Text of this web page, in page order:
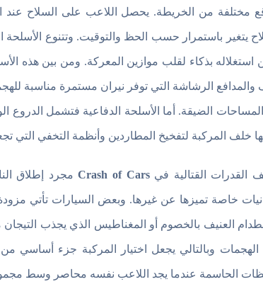
مختلفة من الخريطة. يحصل اللاعب على السلاح عند
يتغير باستمرار حسب الحظ والتوقيت. وتتنوع
استغلاله بذكاء لقلب موازين المعركة. ومن بين هذه
الرشاشة التي توفر نيران مستمرة مناسبة
الضيقة. أما الأسلحة الدفاعية فتشمل الدروع
خلف المركبة لتفخيخ المطاردين وأنظمة التخفي التي
القدرات القتالية فيCrash of Carsمجرد إطلاق
خاصة تميزها عن غيرها. وبعض السيارات تأتي
العنيف بالخصوم أو المغناطيس الذي يجذب التيجان
وبالتالي يجعل اختيار المركبة جزء أساسي
الحاسمة عندما يجد اللاعب نفسه محاصر وسط